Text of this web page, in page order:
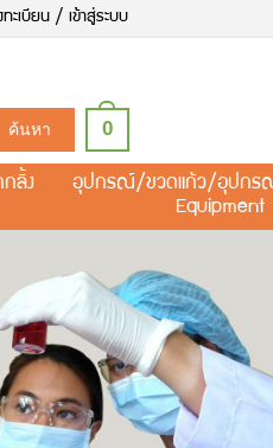
ทะเบียน / เข้าสู่ระบบ
ค้นหา 0
ลิ้ง
อุปกรณ์/ขวดแก้ว/อุปกร
Equipment